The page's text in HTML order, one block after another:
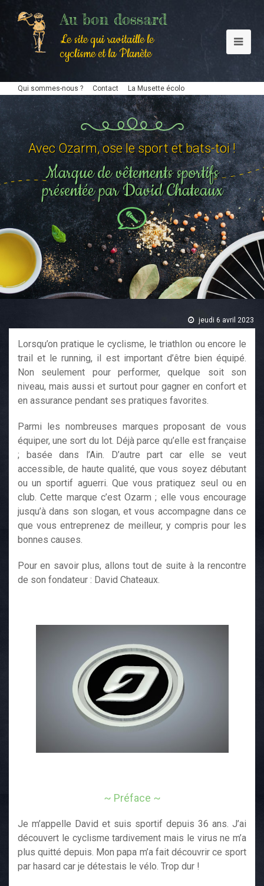
Au bon dossard
Le site qui ravitaille le
cyclisme et la Planète
Qui sommes-nous ? Contact La Musette écolo
Avec Ozarm, ose le sport et bats-toi !
Marque de vêtements sportifs
présentée par David Chateaux
jeudi 6 avril 2023
Lorsqu’on pratique le cyclisme, le triathlon ou encore le
trail et le running, il est important d’être bien équipé.
Non seulement pour performer, quelque soit son
niveau, mais aussi et surtout pour gagner en confort et
en assurance pendant ses pratiques favorites.
Parmi les nombreuses marques proposant de vous
équiper, une sort du lot. Déjà parce qu’elle est française
; basée dans l’Ain. D’autre part car elle se veut
accessible, de haute qualité, que vous soyez débutant
ou un sportif aguerri. Que vous pratiquez seul ou en
club. Cette marque c’est Ozarm ; elle vous encourage
jusqu’à dans son slogan, et vous accompagne dans ce
que vous entreprenez de meilleur, y compris pour les
bonnes causes.
Pour en savoir plus, allons tout de suite à la rencontre
de son fondateur : David Chateaux.
~ Préface ~
Je m’appelle David et suis sportif depuis 36 ans. J’ai
découvert le cyclisme tardivement mais le virus ne m’a
plus quitté depuis. Mon papa m’a fait découvrir ce sport
par hasard car je détestais le vélo. Trop dur !